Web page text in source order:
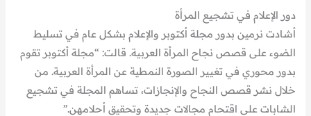
دور الإعلام في تشجيع المرأة
أشادت نرمين بدور مجلة أكتوبر والإعلام بشكل عام في تسليط
الضوء على قصص نجاح المرأة العربية. قالت: “مجلة أكتوبر تقوم
بدور محوري في تغيير الصورة النمطية عن المرأة العربية. من
خلال نشر قصص النجاح والإنجازات، تساهم المجلة في تشجيع
الشابات على اقتحام مجالات جديدة وتحقيق أحلامهن.”